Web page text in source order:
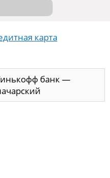
банк —